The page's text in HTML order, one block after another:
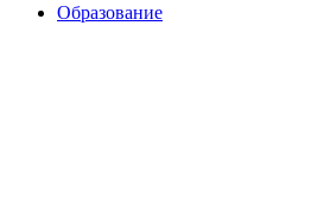
Образование